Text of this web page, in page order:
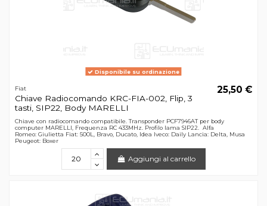
Disponibile su ordinazione
Fiat
Chiave Radiocomando KRC-FIA-002, Flip, 3
tasti, SIP22, Body MARELLI
25,50 €
Chiave con radiocomando compatibile. Transponder PCF7946AT per body
computer MARELLI, Frequenza RC 433MHz. Profilo lama SIP22. Alfa
Romeo: Giulietta Fiat: 500L, Bravo, Ducato, Idea Iveco: Daily Lancia: Delta, Musa
Peugeot: Boxer
Aggiungi al carrello